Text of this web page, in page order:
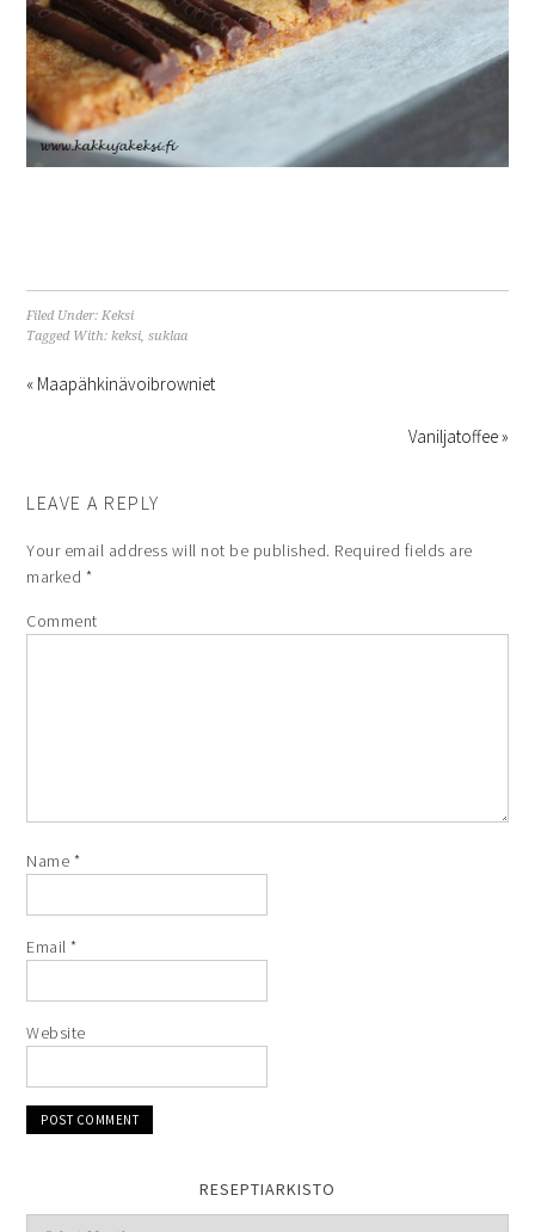
Filed Under:Keksi
Tagged With:keksi,suklaa
« Maapähkinävoibrowniet
Vaniljatoffee »
LEAVE A REPLY
Your email address will not be published. Required fields are
marked *
Comment
Name *
Email*
Website
RESEPTIARKISTO